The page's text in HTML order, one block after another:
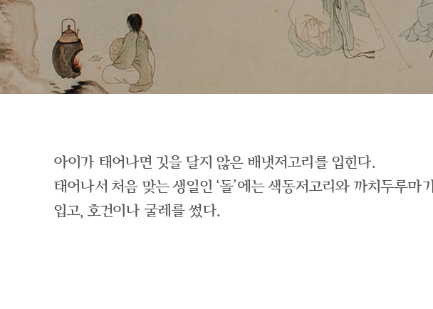
아이가 태어나면 깃을 달지 않은 배냇저고리를 입힌다.
태어나서 처음 맞는 생일인 ‘돌’에는 색동저고리와 까치두루마
입고, 호건이나 굴레를 썼다.